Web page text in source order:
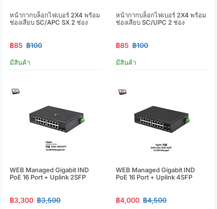
หน้ากากบล็อกไฟเบอร์ 2X4 พร้อม
ช่องเสียบ SC/APC SX 2 ช่อง
฿85 ฿100
มีสินค้า
หน้ากากบล็อกไฟเบอร์ 2X4 พร้อม
ช่องเสียบ SC/UPC 2 ช่อง
฿85 ฿100
มีสินค้า
WEB Managed Gigabit IND
PoE 16 Port + Uplink 2SFP
฿3,300 ฿3,500
WEB Managed Gigabit IND
PoE 16 Port + Uplink 4SFP
฿4,000 ฿4,500